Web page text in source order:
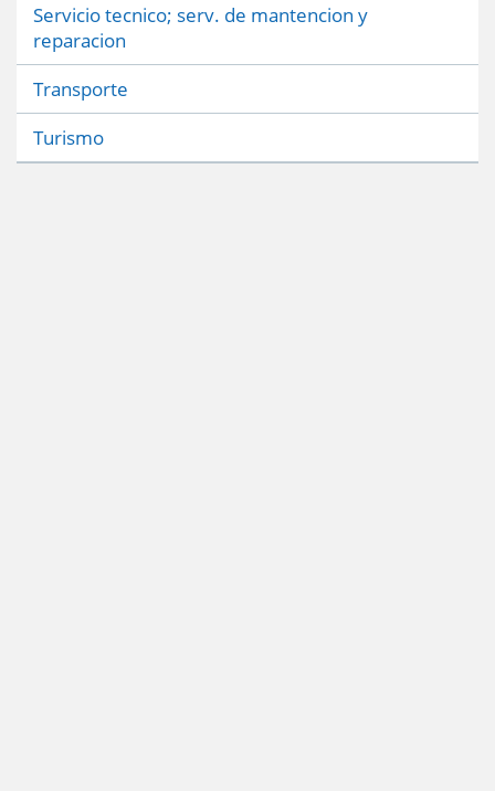
Servicio tecnico; serv. de mantencion y
reparacion
Transporte
Turismo